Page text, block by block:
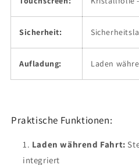
Sicherheit:
Aufladung: Laden
Praktische Funktionen:
Laden während Fahrt:
integriert